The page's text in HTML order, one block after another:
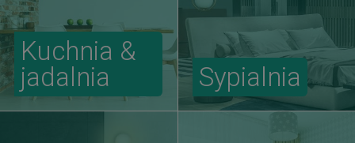
Kuchnia &
jadalnia
Sypialnia